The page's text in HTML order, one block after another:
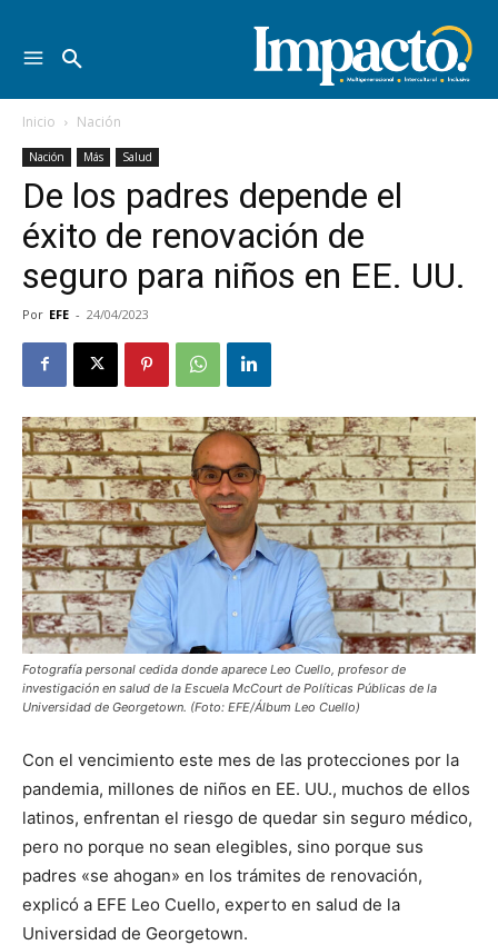
Inicio Nación
Nación Más Salud
De los padres depende el
éxito de renovación de
seguro para niños en EE. UU.
Por EFE - 24/04/2023
Fotografía personal cedida donde aparece Leo Cuello, profesor de
investigación en salud de la Escuela McCourt de Políticas Públicas de la
Universidad de Georgetown. (Foto: EFE/Álbum Leo Cuello)
Con el vencimiento este mes de las protecciones por la
pandemia, millones de niños en EE. UU., muchos de ellos
latinos, enfrentan el riesgo de quedar sin seguro médico,
pero no porque no sean elegibles, sino porque sus
padres «se ahogan» en los trámites de renovación,
explicó a EFE Leo Cuello, experto en salud de la
Universidad de Georgetown.